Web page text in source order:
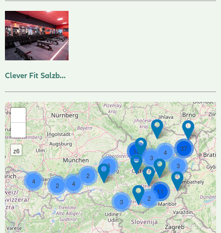
Clever Fit Salzburg
4
2
4
2
3
2
11
6
3
12
4
3
37
z6